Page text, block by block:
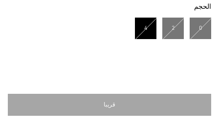
الحجم
0
2
4
مختار
قريبا